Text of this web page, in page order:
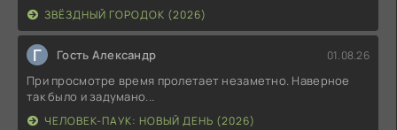
ЗВЁЗДНЫЙ ГОРОДОК (2026)
Г Гость Александр 01.08.26
При просмотре время пролетает незаметно. Наверное
так было и задумано...
ЧЕЛОВЕК-ПАУК: НОВЫЙ ДЕНЬ (2026)